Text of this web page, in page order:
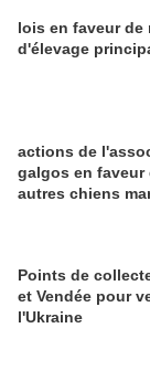
lois en faveur de
d'élevage
actions de
galgos en faveur
autres chiens
Points de
et Vendée pour
l'Ukraine